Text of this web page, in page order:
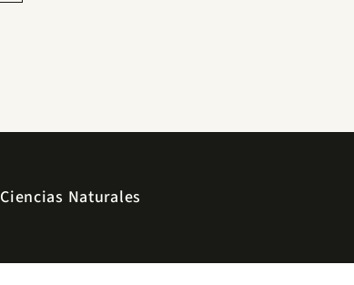
Ciencias Naturales